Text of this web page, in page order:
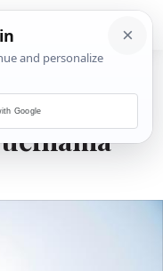
Google